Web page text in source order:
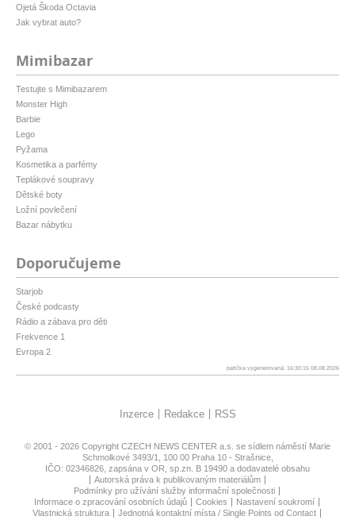
Ojetá Škoda Octavia
Jak vybrat auto?
Mimibazar
Testujte s Mimibazarem
Monster High
Barbie
Lego
Pyžama
Kosmetika a parfémy
Teplákové soupravy
Dětské boty
Ložní povlečení
Bazar nábytku
Doporučujeme
Starjob
České podcasty
Rádio a zábava pro děti
Frekvence 1
Evropa 2
patička vygenerovaná: 16:30:15 08.08.2026
Inzerce Redakce RSS
© 2001 - 2026 Copyright CZECH NEWS CENTER a.s. se sídlem náměstí Marie
Schmolkové 3493/1, 100 00 Praha 10 - Strašnice,
IČO: 02346826, zapsána v OR, sp.zn. B 19490 a dodavatelé obsahu
Autorská práva k publikovaným materiálům
Podmínky pro užívání služby informační společnosti
Informace o zpracování osobních údajů
Cookies
Nastavení soukromí
Vlastnická struktura
Jednotná kontaktní místa / Single Points od Contact